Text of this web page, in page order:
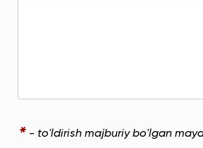
* - to'ldirish majburiy bo'lgan